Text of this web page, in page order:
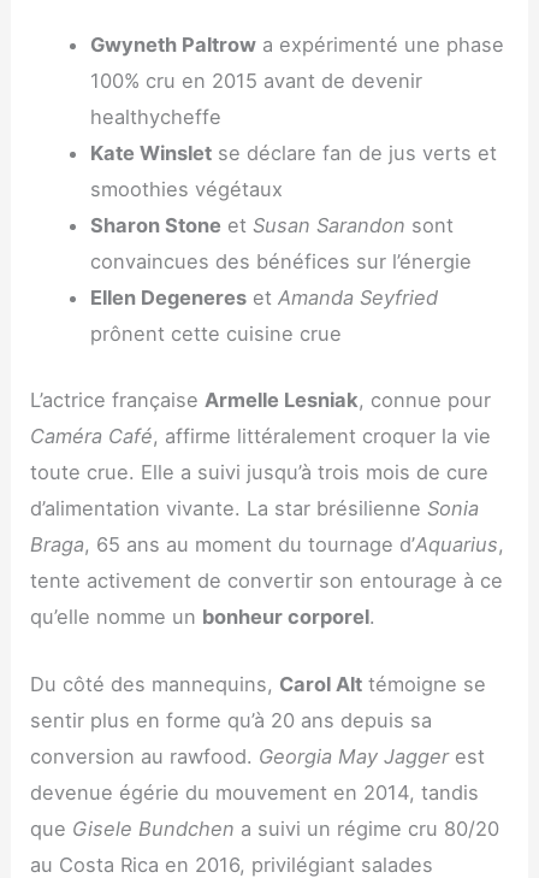
Gwyneth Paltrowa expérimenté une phase
100% cru en 2015 avant de devenir
healthycheffe
Kate Winsletse déclare fan de jus verts et
smoothies végétaux
Sharon Stone et Susan Sarandon sont
convaincues des bénéfices sur l’énergie
Ellen Degenereset Amanda Seyfried
prônent cette cuisine crue
L’actrice française Armelle Lesniak, connue pour
Caméra Café, affirme littéralement croquer la vie
toute crue. Elle a suivi jusqu’à trois mois de cure
d’alimentation vivante. La star brésilienneSonia
Braga, 65 ans au moment du tournage d’Aquarius,
tente activement de convertir son entourage à ce
qu’elle nomme un bonheur corporel.
Du côté des mannequins, Carol Alt témoigne se
sentir plus en forme qu’à 20 ans depuis sa
conversion au rawfood. Georgia May Jaggerest
devenue égérie du mouvement en 2014, tandis
que Gisele Bundchen a suivi un régime cru 80/20
au Costa Rica en 2016, privilégiant salades